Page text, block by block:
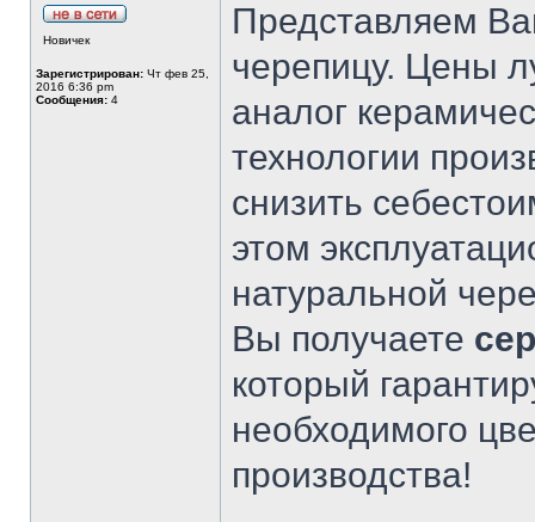
Новичек
Зарегистрирован: Чт фев 25,
2016 6:36 pm
Сообщения: 4
Представляем
черепицу. Цены
аналог
технологии
снизить
этом
натуральной
Вы получаете
который
необходимого
производства!